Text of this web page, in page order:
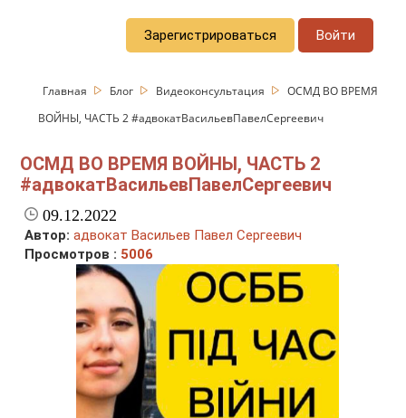
Зарегистрироваться Войти
Главная Блог Видеоконсультация
ОСМД ВО ВРЕМЯ
ВОЙНЫ, ЧАСТЬ 2 #адвокатВасильевПавелСергеевич
ОСМД ВО ВРЕМЯ ВОЙНЫ, ЧАСТЬ 2
#адвокатВасильевПавелСергеевич
09.12.2022
Автор: адвокат Васильев Павел Сергеевич
Просмотров : 5006